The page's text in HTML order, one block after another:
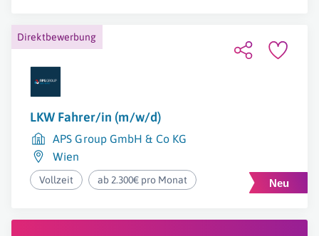
Direktbewerbung
LKW Fahrer/in (m/w/d)
APS Group GmbH & Co KG
Wien
Vollzeit ab 2.300€ pro Monat